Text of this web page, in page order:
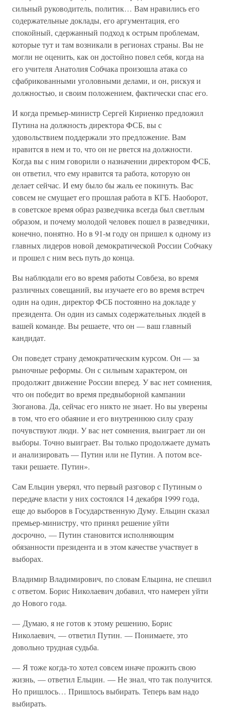
сильный руководитель, политик… Вам нравились его
содержательные доклады, его аргументация, его
спокойный, сдержанный подход к острым проблемам,
которые тут и там возникали в регионах страны. Вы не
могли не оценить, как он достойно повел себя, когда на
его учителя Анатолия Собчака произошла атака со
сфабрикованными уголовными делами, и он, рискуя и
должностью, и своим положением, фактически спас его.
И когда премьер-министр Сергей Кириенко предложил
Путина на должность директора ФСБ, вы с
удовольствием поддержали это предложение. Вам
нравится в нем и то, что он не рвется на должности.
Когда вы с ним говорили о назначении директором ФСБ,
он ответил, что ему нравится та работа, которую он
делает сейчас. И ему было бы жаль ее покинуть. Вас
совсем не смущает его прошлая работа в КГБ. Наоборот,
в советское время образ разведчика всегда был светлым
образом, и почему молодой человек пошел в разведчики,
конечно, понятно. Но в 91-м году он пришел к одному из
главных лидеров новой демократической России Собчаку
и прошел с ним весь путь до конца.
Вы наблюдали его во время работы Совбеза, во время
различных совещаний, вы изучаете его во время встреч
один на один, директор ФСБ постоянно на докладе у
президента. Он один из самых содержательных людей в
вашей команде. Вы решаете, что он — ваш главный
кандидат.
Он поведет страну демократическим курсом. Он — за
рыночные реформы. Он с сильным характером, он
продолжит движение России вперед. У вас нет сомнения,
что он победит во время предвыборной кампании
Зюганова. Да, сейчас его никто не знает. Но вы уверены
в том, что его обаяние и его внутреннюю силу сразу
почувствуют люди. У вас нет сомнения, выиграет ли он
выборы. Точно выиграет. Вы только продолжаете думать
и анализировать — Путин или не Путин. А потом все-
таки решаете. Путин».
Сам Ельцин уверял, что первый разговор с Путиным о
передаче власти у них состоялся 14 декабря 1999 года,
еще до выборов в Государственную Думу. Ельцин сказал
премьер-министру, что принял решение уйти
досрочно, — Путин становится исполняющим
обязанности президента и в этом качестве участвует в
выборах.
Владимир Владимирович, по словам Ельцина, не спешил
с ответом. Борис Николаевич добавил, что намерен уйти
до Нового года.
— Думаю, я не готов к этому решению, Борис
Николаевич, — ответил Путин. — Понимаете, это
довольно трудная судьба.
— Я тоже когда-то хотел совсем иначе прожить свою
жизнь, — ответил Ельцин. — Не знал, что так получится.
Но пришлось… Пришлось выбирать. Теперь вам надо
выбирать.